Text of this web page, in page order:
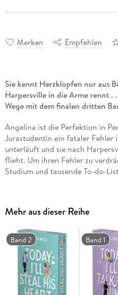
Merken Empfehlen
Sie kennt Herzklopfen nur aus
Harpersville in die Arme rennt .
Wege mit dem finalen dritten
Angelina ist die Perfektion in
Jurastudentin ein fataler Fehler
unterläuft und sie nach
flieht. Um ihren Fehler zu
Studium und tausende To-do-
wortwörtlich in die Arme rennt,
Strich durch ihre To-do-Listen.
Liebe nur an fiktive Männer in
und mehr ihr Herz an Riven.
richtig zu machen, könnte die
gefährden . . .
Band 3 der humorvollen
Mehr aus dieser Reihe
Band 2 Band 1